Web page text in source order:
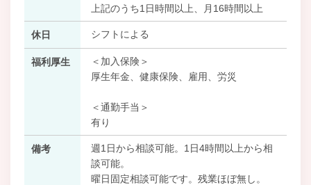
上記のうち1日時間以上、月16時間以上
休日 シフトによる
福利厚生
＜加入保険＞
厚生年金、健康保険、雇用、労災
＜通勤手当＞
有り
備考
週1日から相談可能。1日4時間以上から相
談可能。
曜日固定相談可能です。残業ほぼ無し。